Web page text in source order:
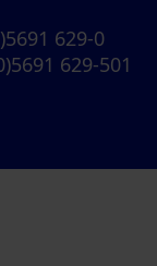
629-0
629-501